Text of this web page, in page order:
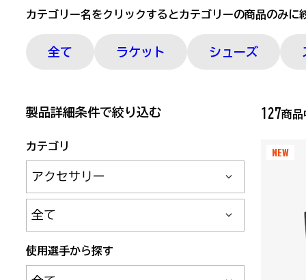
カテゴリー名をクリックするとカテゴリーの商品のみに
全て ラケット シューズ
製品詳細条件で絞り込む
カテゴリ
サブカテゴリ
使用選手から探す
127商
NEW